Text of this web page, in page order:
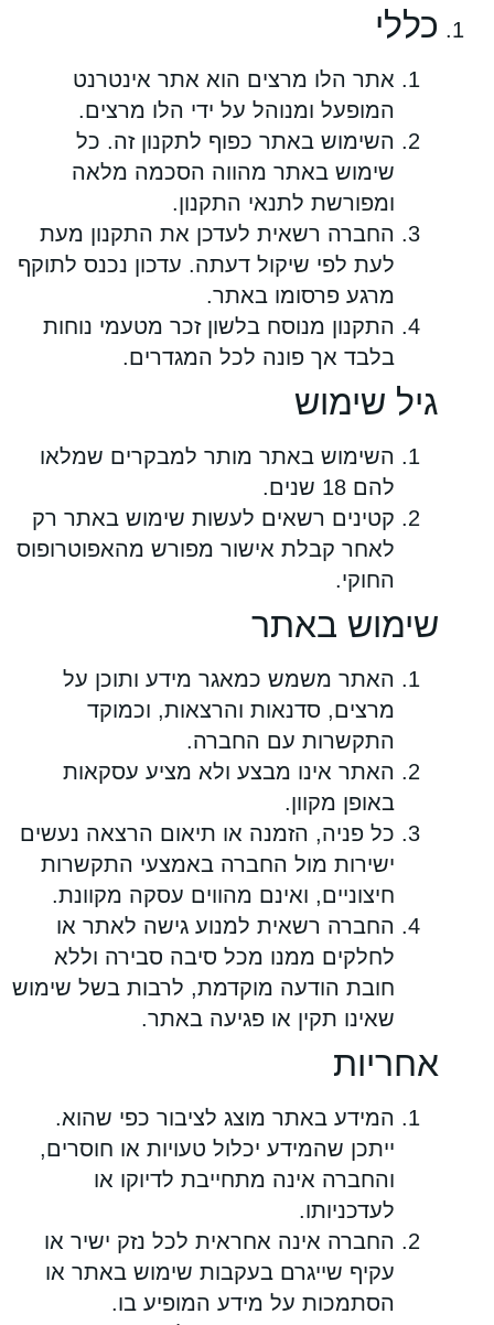
כללי
אתר הלו מרצים הוא אתר אינטרנט
המופעל ומנוהל על ידי הלו מרצים.
השימוש באתר כפוף לתקנון זה. כל
שימוש באתר מהווה הסכמה מלאה
ומפורשת לתנאי התקנון.
החברה רשאית לעדכן את התקנון מעת
לעת לפי שיקול דעתה. עדכון נכנס לתוקף
מרגע פרסומו באתר.
התקנון מנוסח בלשון זכר מטעמי נוחות
בלבד אך פונה לכל המגדרים.
גיל שימוש
השימוש באתר מותר למבקרים שמלאו
להם 18 שנים.
קטינים רשאים לעשות שימוש באתר רק
לאחר קבלת אישור מפורש מהאפוטרופוס
החוקי.
שימוש באתר
האתר משמש כמאגר מידע ותוכן על
מרצים, סדנאות והרצאות, וכמוקד
התקשרות עם החברה.
האתר אינו מבצע ולא מציע עסקאות
באופן מקוון.
כל פניה, הזמנה או תיאום הרצאה נעשים
ישירות מול החברה באמצעי התקשרות
חיצוניים, ואינם מהווים עסקה מקוונת.
החברה רשאית למנוע גישה לאתר או
לחלקים ממנו מכל סיבה סבירה וללא
חובת הודעה מוקדמת, לרבות בשל שימוש
שאינו תקין או פגיעה באתר.
אחריות
המידע באתר מוצג לציבור כפי שהוא.
ייתכן שהמידע יכלול טעויות או חוסרים,
והחברה אינה מתחייבת לדיוקו או
לעדכניותו.
החברה אינה אחראית לכל נזק ישיר או
עקיף שייגרם בעקבות שימוש באתר או
הסתמכות על מידע המופיע בו.